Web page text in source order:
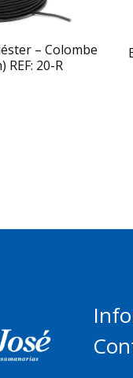
– Colombe
REF: 20-R